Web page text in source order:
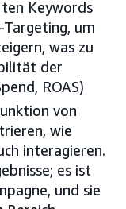
Keywords
um
was zu
der
ROAS)
von
wie
interagieren.
es ist
und sie